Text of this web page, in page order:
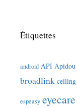
Étiquettes
android API Apidou
broadlink ceiling
espeasy eyecare